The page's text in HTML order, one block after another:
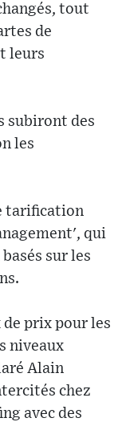
tout
de
leurs
subiront des
les
tarification
qui
sur les
prix pour les
niveaux
Alain
chez
avec des